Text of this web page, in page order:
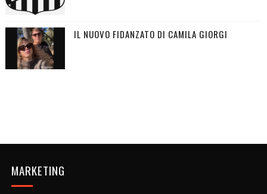
IL NUOVO FIDANZATO DI CAMILA GIORGI
MARKETING